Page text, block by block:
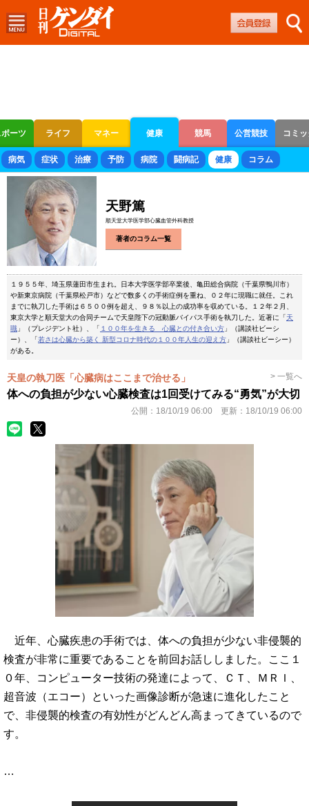
ーツ ライフ マネー 健康 競馬 公営競技 コミ
ボートレース 競輪 オートレース
病気 症状 治療 予防 病院 闘病記 健康 コラム
天野篤
順天堂大学医学部心臓血管外科教授
著者のコラム一覧
１９５５年、埼玉県蓮田市生まれ。日本大学医学部卒業後、亀田総合病院（千葉県鴨川市）
や新東京病院（千葉県松戸市）などで数多くの手術症例を重ね、０２年に現職に就任。これ
までに執刀した手術は６５００例を超え、９８％以上の成功率を収めている。１２年２月、
東京大学と順天堂大の合同チームで天皇陛下の冠動脈バイパス手術を執刀した。近著に「天
職 」（プレジデント社）、「 １００年を生きる 心臓との付き合い方 」（講談社ビーシ
ー）、「若さは心臓から築く 新型コロナ時代の１００年人生の迎え方 」（講談社ビーシー）
がある。
天皇の執刀医「心臓病はここまで治せる」 > 一覧へ
体への負担が少ない心臓検査は1回受けてみる“勇気”が大切
公開： 18/10/19 06:00 更新： 18/10/19 06:00
近年、心臓疾患の手術では、体への負担が少ない非侵襲的
検査が非常に重要であることを前回お話ししました。ここ１
０年、コンピューター技術の発達によって、ＣＴ、ＭＲＩ、
超音波（エコー）といった画像診断が急速に進化したこと
で、非侵襲的検査の有効性がどんどん高まってきているので
す。
…